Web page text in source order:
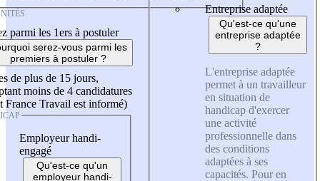
parmi les 1ers à postuler
serez-vous parmi les
premiers à postuler ?
de plus de 15 jours,
moins de 4 candidatures
France Travail est informé)
Employeur handi-
engagé
Qu'est-ce qu'un
employeur handi-
Entreprise adaptée
Qu'est-ce qu'une
entreprise adaptée
?
L'entreprise adaptée
permet à un travailleur
en situation de
handicap d'exercer
une activité
professionnelle dans
des conditions
adaptées à ses
capacités. Pour en